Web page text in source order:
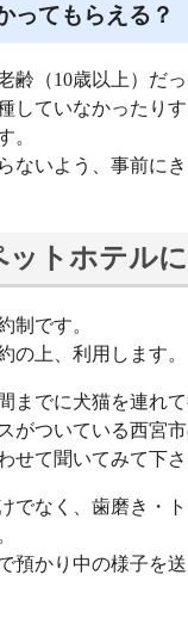
ってもらえる？
齢（10歳以上）だ
していなかったり
。
ないよう、事前に
ットホテル
制です。
の上、利用します。
までに犬猫を連れて
がついている西宮
せて聞いてみて下さ
でなく、歯磨き・
預かり中の様子を